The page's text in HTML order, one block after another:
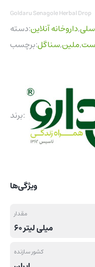
Goldaru Senagole Herbal Drop
دسته:داروخانه آنلاین,
برچسب:سناگل,ملین,
برند:
ویژگی‌ها
مقدار
60 میلی لیتر
کشور سازنده